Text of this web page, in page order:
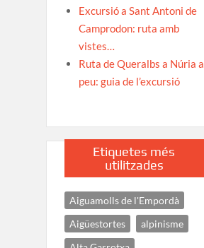
Excursió a Sant Antoni de
Camprodon: ruta amb
vistes…
Ruta de Queralbs a Núria a
peu: guia de l’excursió
Etiquetes més
utilitzades
Aiguamolls de l'Empordà
Aigüestortes
alpinisme